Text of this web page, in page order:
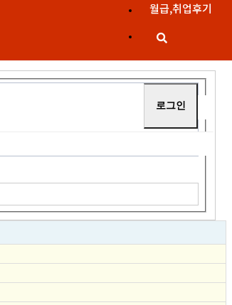
월급,취업후기